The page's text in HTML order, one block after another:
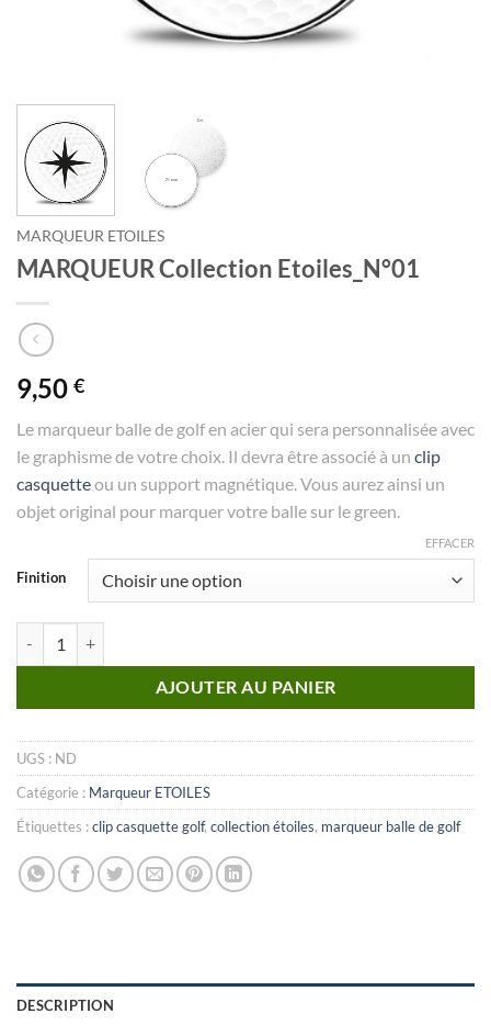
MARQUEUR ETOILES
MARQUEUR Collection Etoiles_N°01
9,50 €
Le marqueur balle de golf en acier qui sera personnalisée avec
le graphisme de votre choix. Il devra être associé à un clip
casquetteou un support magnétique. Vous aurez ainsi un
objet original pour marquer votre balle sur le green.
Finition
EFFACER
AJOUTER AU PANIER
UGS : ND
Catégorie : Marqueur ETOILES
Étiquettes :clip casquette golf, collection étoiles, marqueur balle de golf
DESCRIPTION